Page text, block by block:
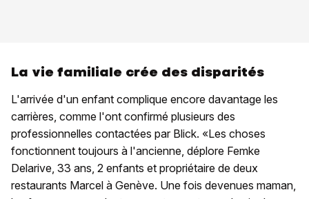
La vie familiale crée des disparités
L'arrivée d'un enfant complique encore davantage les
carrières, comme l'ont confirmé plusieurs des
professionnelles contactées par Blick. «Les choses
fonctionnent toujours à l'ancienne, déplore Femke
Delarive, 33 ans, 2 enfants et propriétaire de deux
restaurants Marcel à Genève. Une fois devenues maman,